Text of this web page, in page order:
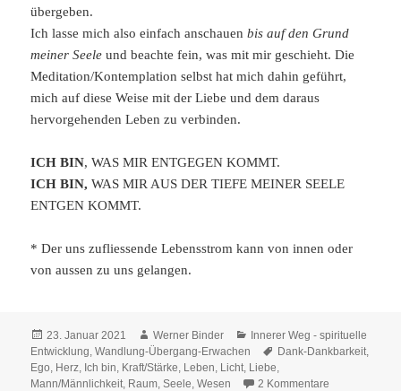
übergeben.
Ich lasse mich also einfach anschauenbis auf den Grund
meiner Seele und beachte fein, was mit mir geschieht. Die
Meditation/Kontemplation selbst hat mich dahin geführt,
mich auf diese Weise mit der Liebe und dem daraus
hervorgehenden Leben zu verbinden.
ICH BIN, WAS MIR ENTGEGEN KOMMT.
ICH BIN,WAS MIR AUS DER TIEFE MEINER SEELE
ENTGEN KOMMT.
* Der uns zufliessende Lebensstrom kann von innen oder
von aussen zu uns gelangen.
Veröffentlicht
am
23. Januar 2021 Autor
Werner Binder Kategorien
Innerer Weg - spirituelle
Entwicklung,Wandlung-Übergang-Erwachen Schlagwörter
Dank-Dankbarkeit,
Ego, Herz, Ich bin, Kraft/Stärke, Leben, Licht, Liebe,
Mann/Männlichkeit, Raum,Seele,Wesen 2 Kommentare